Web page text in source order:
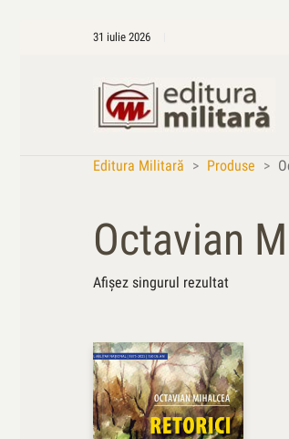
31 iulie 2026
Editura Militară > Produse >
Octavian
Afișez singurul rezultat